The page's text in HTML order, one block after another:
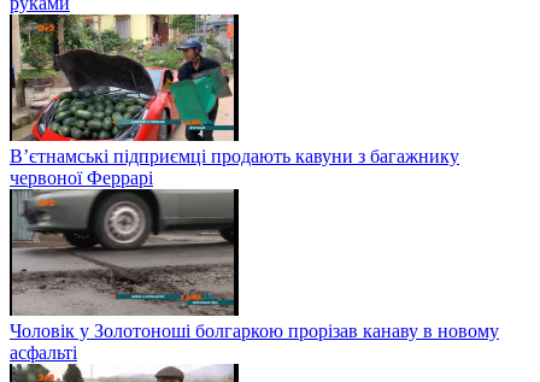
В’єтнамські підприємці продають кавуни з багажнику
червоної Феррарі
Чоловік у Золотоноші болгаркою прорізав канаву в новому
асфальті